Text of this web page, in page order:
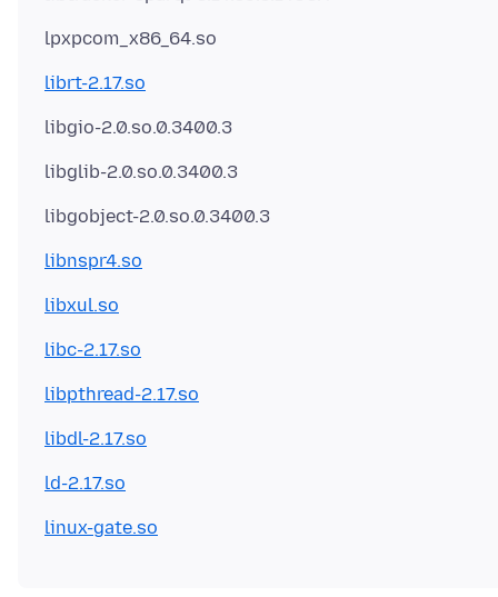
librt-2.17.so
libnspr4.so
libxul.so
libc-2.17.so
libpthread-2.17.so
libdl-2.17.so
ld-2.17.so
linux-gate.so